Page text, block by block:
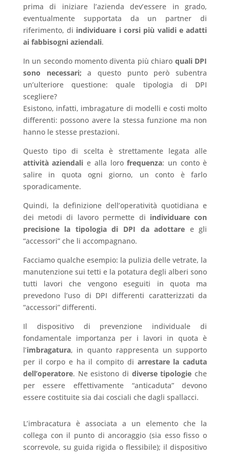
prima di iniziare l’azienda dev’essere in grado,
eventualmente supportata da un partner di
riferimento, di individuare i corsi più validi e adatti
ai fabbisogni aziendali.
In un secondo momento diventa più chiaro quali DPI
sono necessari; a questo punto però subentra
un’ulteriore questione: quale tipologia di DPI
scegliere?
Esistono, infatti, imbragature di modelli e costi molto
differenti: possono avere la stessa funzione ma non
hanno le stesse prestazioni.
Questo tipo di scelta è strettamente legata alle
attività aziendali e alla lorofrequenza: un conto è
salire in quota ogni giorno, un conto è farlo
sporadicamente.
Quindi, la definizione dell’operatività quotidiana e
dei metodi di lavoro permette di individuare con
precisione la tipologia di DPI da adottare e gli
“accessori” che li accompagnano.
Facciamo qualche esempio: la pulizia delle vetrate, la
manutenzione sui tetti e la potatura degli alberi sono
tutti lavori che vengono eseguiti in quota ma
prevedono l’uso di DPI differenti caratterizzati da
“accessori” differenti.
Il dispositivo di prevenzione individuale di
fondamentale importanza per i lavori in quota è
l’imbragatura, in quanto rappresenta un supporto
per il corpo e ha il compito di arrestare la caduta
dell’operatore. Ne esistono di diverse tipologie che
per essere effettivamente “anticaduta” devono
essere costituite sia dai cosciali che dagli spallacci.
L’imbracatura è associata a un elemento che la
collega con il punto di ancoraggio (sia esso fisso o
scorrevole, su guida rigida o flessibile); il dispositivo